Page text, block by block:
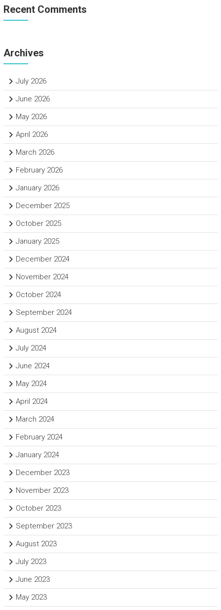
Recent Comments
Archives
July 2026
June 2026
May 2026
April 2026
March 2026
February 2026
January 2026
December 2025
October 2025
January 2025
December 2024
November 2024
October 2024
September 2024
August 2024
July 2024
June 2024
May 2024
April 2024
March 2024
February 2024
January 2024
December 2023
November 2023
October 2023
September 2023
August 2023
July 2023
June 2023
May 2023